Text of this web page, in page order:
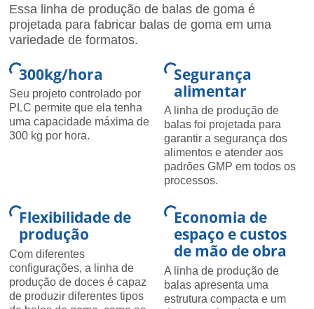
Essa linha de produção de balas de goma é
projetada para fabricar balas de goma em uma
variedade de formatos.
300kg/hora
Seu projeto controlado por
PLC permite que ela tenha
uma capacidade máxima de
300 kg por hora.
Segurança
alimentar
A linha de produção de
balas foi projetada para
garantir a segurança dos
alimentos e atender aos
padrões GMP em todos os
processos.
Flexibilidade de
produção
Com diferentes
configurações, a linha de
produção de doces é capaz
de produzir diferentes tipos
Economia de
espaço e custos
de mão de obra
A linha de produção de
balas apresenta uma
estrutura compacta e um